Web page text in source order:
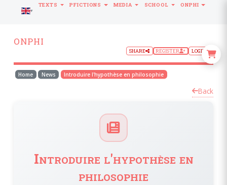
ONPHI
SHARE REGISTER LOGIN
Home News Introduire l'hypothèse en philosophie
Back
Introduire l'hypothèse en
philosophie
LANGUAGE
TEXTS PFICTIONS MEDIA SCHOOL ONPHI